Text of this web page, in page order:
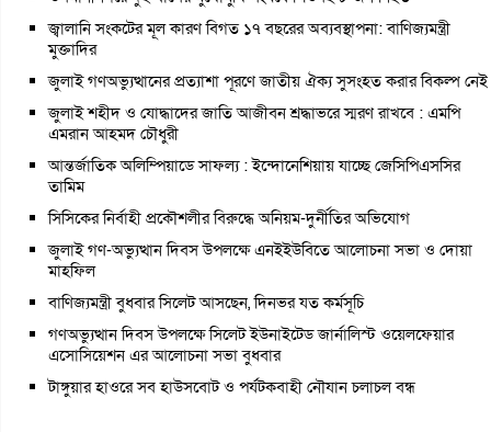
জ্বালানি সংকটের মূল কারণ বিগত ১৭ বছরের অব্যবস্থাপনা: বাণিজ্যমন্ত্রী
মুক্তাদির
জুলাই গণঅভ্যুত্থানের প্রত্যাশা পূরণে জাতীয় ঐক্য সুসংহত করার বিকল্প নেই
জুলাই শহীদ ও যোদ্ধাদের জাতি আজীবন শ্রদ্ধাভরে স্মরণ রাখবে : এমপি
এমরান আহমদ চৌধুরী
আন্তর্জাতিক অলিম্পিয়াডে সাফল্য : ইন্দোনেশিয়ায় যাচ্ছে জেসিপিএসসির
তামিম
সিসিকের নির্বাহী প্রকৌশলীর বিরুদ্ধে অনিয়ম-দুর্নীতির অভিযোগ
জুলাই গণ-অভ্যুত্থান দিবস উপলক্ষে এনইইউবিতে আলোচনা সভা ও দোয়া
মাহফিল
বাণিজ্যমন্ত্রী বুধবার সিলেট আসছেন, দিনভর যত কর্মসূচি
গণঅভ্যুত্থান দিবস উপলক্ষে সিলেট ইউনাইটেড জার্নালিস্ট ওয়েলফেয়ার
এসোসিয়েশন এর আলোচনা সভা বুধবার
টাঙ্গুয়ার হাওরে সব হাউসবোট ও পর্যটকবাহী নৌযান চলাচল বন্ধ